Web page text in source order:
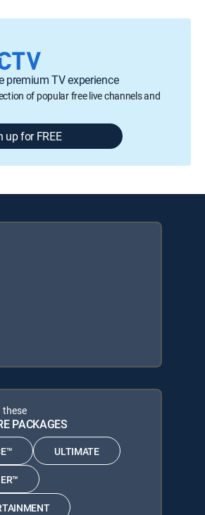
premium TV experience
of popular free live channels and
up for FREE
these
PACKAGES
ULTIMATE